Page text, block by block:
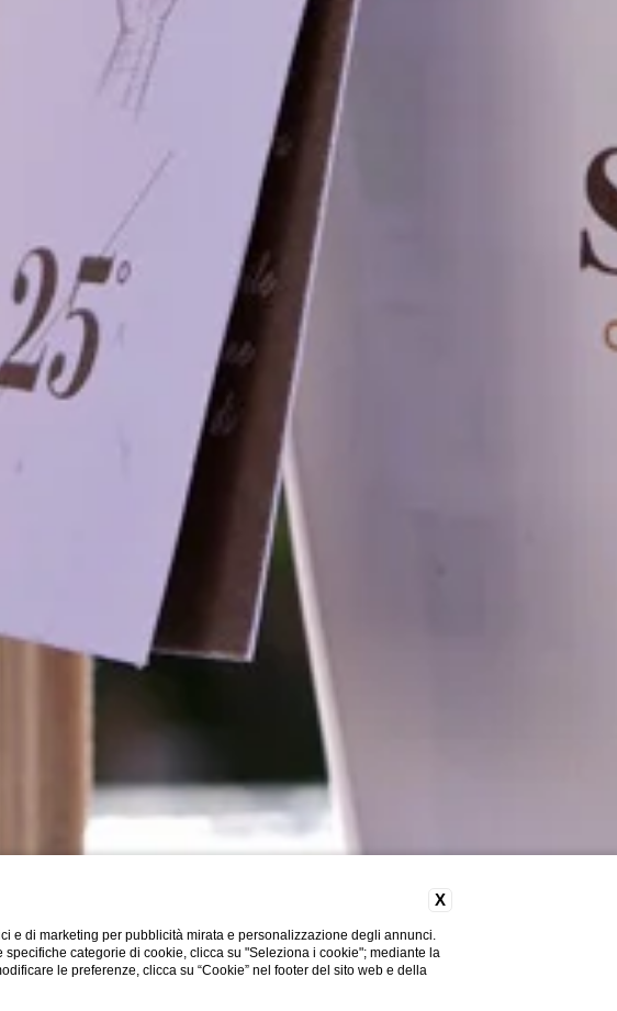
X
e di marketing per pubblicità mirata e personalizzazione degli annunci.
categorie di cookie, clicca su "Seleziona i cookie"; mediante la
le preferenze, clicca su “Cookie” nel footer del sito web e della